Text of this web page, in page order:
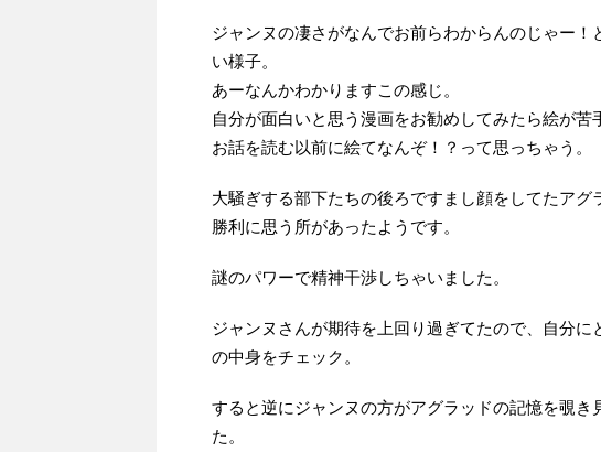
ジャンヌの凄さがなんでお前らわからんのじゃー
い様子。
あーなんかわかりますこの感じ。
自分が面白いと思う漫画をお勧めしてみたら絵が苦
お話を読む以前に絵てなんぞ！？って思っちゃう。
大騒ぎする部下たちの後ろですまし顔をしてたア
勝利に思う所があったようです。
謎のパワーで精神干渉しちゃいました。
ジャンヌさんが期待を上回り過ぎてたので、自分
の中身をチェック。
すると逆にジャンヌの方がアグラッドの記憶を覗
た。